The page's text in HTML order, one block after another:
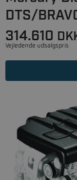
DTS/
314.610
Vejledende udsalgspris